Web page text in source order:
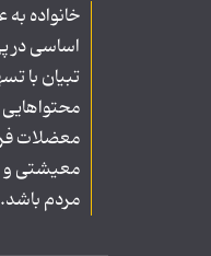
خانواده
اساسی در
تبیان با
محتواهایی
معضلات
معیشتی و
مردم باشد.